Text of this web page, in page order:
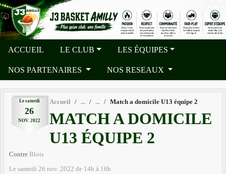
ACCUEIL LE CLUB LES ÉQUIPES
NOS PARTENAIRES NOS RESEAUX
Le samedi
26
NOV. 2022
Accueil Match a domicile U13 équipe 2
MATCH A DOMICILE
U13 ÉQUIPE 2
Contre Blois
Le samedi 26 nov. 2022 de 14h à 16h
Panneau de gestion des cookies